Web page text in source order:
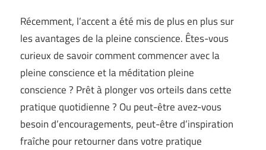
Récemment, l’accent a été mis de plus en plus sur
les avantages de la pleine conscience. Êtes-vous
curieux de savoir comment commencer avec la
pleine conscience et la méditation pleine
conscience ? Prêt à plonger vos orteils dans cette
pratique quotidienne ? Ou peut-être avez-vous
besoin d’encouragements, peut-être d’inspiration
fraîche pour retourner dans votre pratique